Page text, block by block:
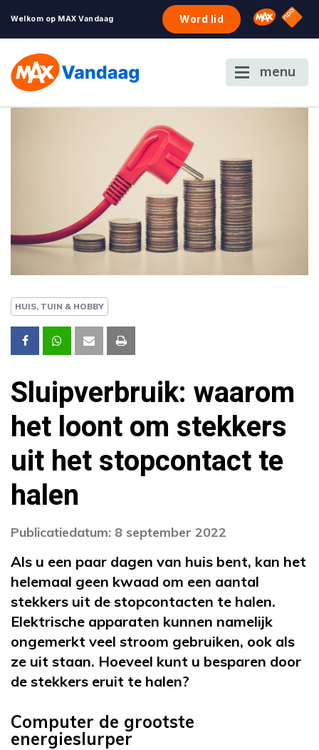
Welkom op MAX Vandaag Word lid Omroep
NPO
menu
HUIS, TUIN & HOBBY
Sluipverbruik: waarom
het loont om stekkers
uit het stopcontact te
halen
Publicatiedatum: 8 september 2022
Als u een paar dagen van huis bent, kan het
helemaal geen kwaad om een aantal
stekkers uit de stopcontacten te halen.
Elektrische apparaten kunnen namelijk
ongemerkt veel stroom gebruiken, ook als
ze uit staan. Hoeveel kunt u besparen door
de stekkers eruit te halen?
Computer de grootste
energieslurper